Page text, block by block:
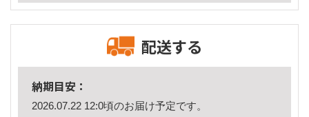
配送する
納期目安：
2026.07.22 12:0頃のお届け予定です。